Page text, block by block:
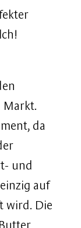
da
und
auf
wird. Die